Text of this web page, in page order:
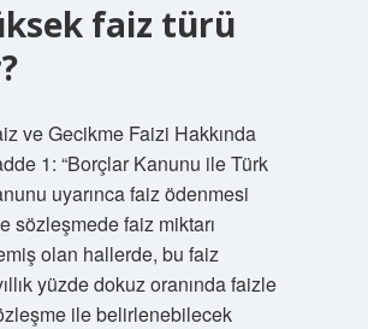
faiz türü
ve Gecikme Faizi Hakkında
1: “Borçlar Kanunu ile Türk
uyarınca faiz ödenmesi
sözleşmede faiz miktarı
olan hallerde, bu faiz
yüzde dokuz oranında faizle
ile belirlenebilecek